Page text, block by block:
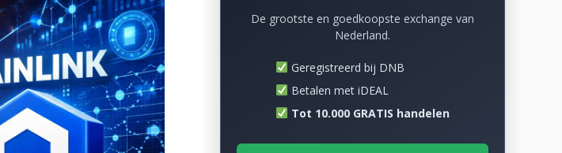
De grootste en goedkoopste exchange van
Nederland.
Geregistreerd bij DNB
Betalen met iDEAL
Tot 10.000 GRATIS handelen